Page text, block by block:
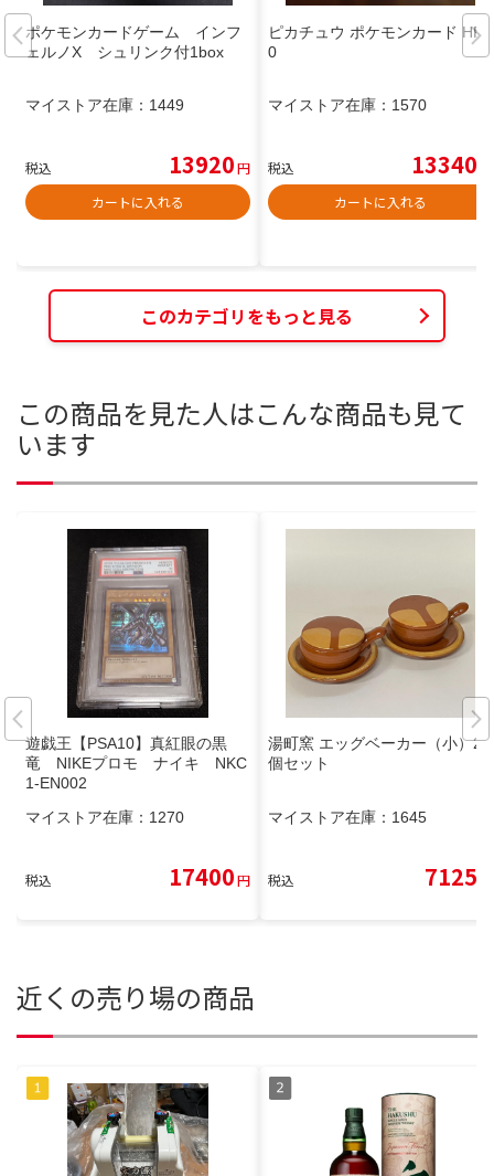
ポケモンカードゲーム インフ
ェルノX シュリンク付1box
マイストア在庫： 1449
税込 13920円
カートに入れる
ピカチュウ ポケモンカード HP6
0
マイストア在庫： 1570
税込 13340
カートに入れる
このカテゴリをもっと見る
この商品を見た人はこんな商品も見て
います
遊戯王【PSA10】真紅眼の黒
竜 NIKEプロモ ナイキ NKC
1-EN002
マイストア在庫： 1270
税込 17400円
湯町窯 エッグベーカー（小）2
個セット
マイストア在庫： 1645
税込 7125
近くの売り場の商品